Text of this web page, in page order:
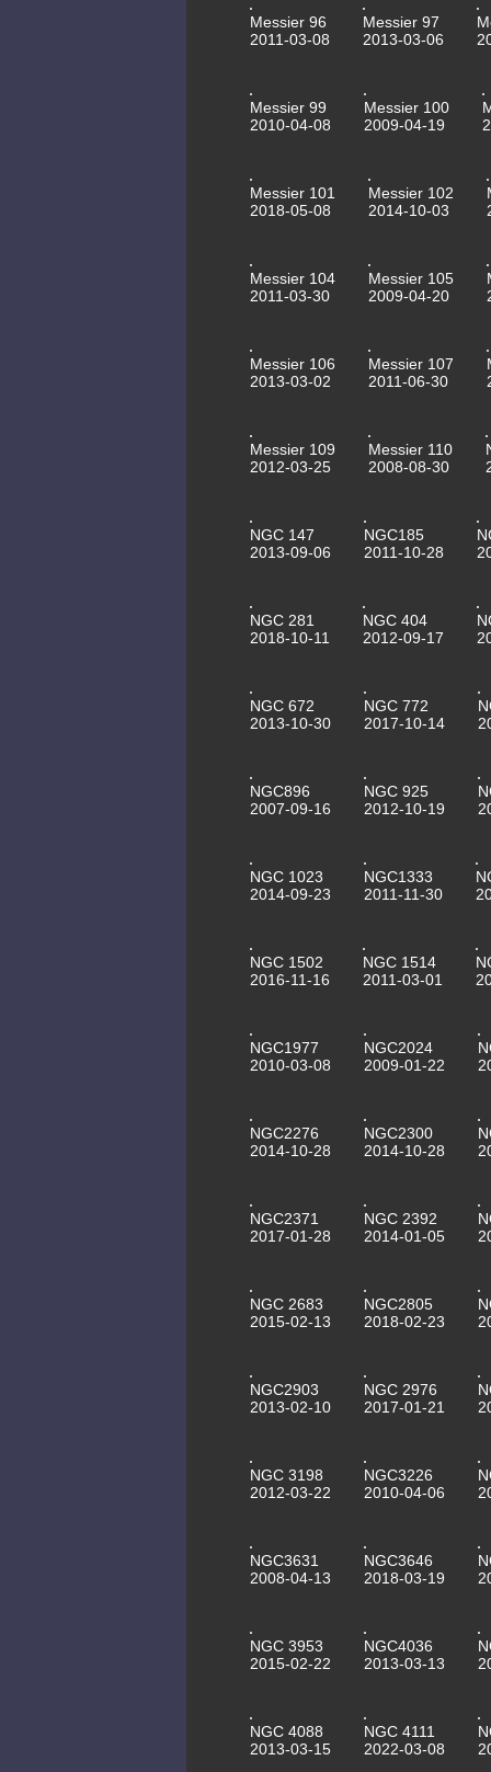
Messier 96
2011-03-08
Messier 97
2013-03-06
Messier 99
2010-04-08
Messier 100
2009-04-19
Messier 101
2018-05-08
Messier 102
2014-10-03
Messier 104
2011-03-30
Messier 105
2009-04-20
Messier 106
2013-03-02
Messier 107
2011-06-30
Messier 109
2012-03-25
Messier 110
2008-08-30
NGC 147
2013-09-06
NGC185
2011-10-28
NGC 281
2018-10-11
NGC 404
2012-09-17
NGC 672
2013-10-30
NGC 772
2017-10-14
NGC896
2007-09-16
NGC 925
2012-10-19
NGC 1023
2014-09-23
NGC1333
2011-11-30
NGC 1502
2016-11-16
NGC 1514
2011-03-01
NGC1977
2010-03-08
NGC2024
2009-01-22
NGC2276
2014-10-28
NGC2300
2014-10-28
NGC2371
2017-01-28
NGC 2392
2014-01-05
NGC 2683
2015-02-13
NGC2805
2018-02-23
NGC2903
2013-02-10
NGC 2976
2017-01-21
NGC 3198
2012-03-22
NGC3226
2010-04-06
NGC3631
2008-04-13
NGC3646
2018-03-19
NGC 3953
2015-02-22
NGC4036
2013-03-13
NGC 4088
2013-03-15
NGC 4111
2022-03-08